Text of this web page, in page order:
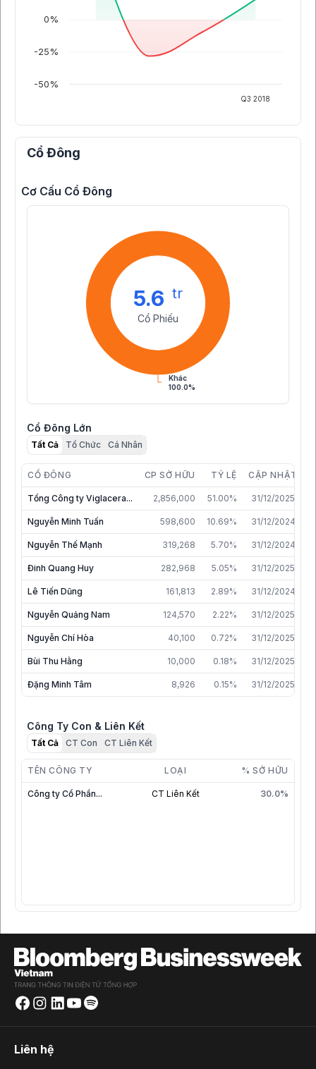
Q3 2018
-50%
-25%
0%
Cổ Đông
Cơ Cấu Cổ Đông
Khác
100.0%
5.6 tr
Cổ Phiếu
Cổ Đông Lớn
Tất Cả Tổ Chức Cá Nhân
CỔ ĐÔNG CP SỞ HỮU TỶ LỆ CẬP NHẬT
Tổng Công ty Viglacera... 2,856,000 51.00% 31/12/2025
Nguyễn Minh Tuấn 598,600 10.69% 31/12/2024
Nguyễn Thế Mạnh 319,268 5.70% 31/12/2024
Đinh Quang Huy 282,968 5.05% 31/12/2025
Lê Tiến Dũng 161,813 2.89% 31/12/2024
Nguyễn Quảng Nam 124,570 2.22% 31/12/2025
Nguyễn Chí Hòa 40,100 0.72% 31/12/2025
Bùi Thu Hằng 10,000 0.18% 31/12/2025
Đặng Minh Tâm 8,926 0.15% 31/12/2025
Công Ty Con & Liên Kết
Tất Cả CT Con CT Liên Kết
TÊN CÔNG TY LOẠI % SỞ HỮU
Công ty Cổ Phần... CT Liên Kết 30.0%
Liên hệ